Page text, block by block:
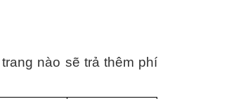
nào sẽ trả thêm phí